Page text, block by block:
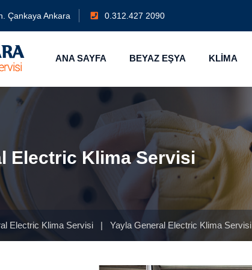
Çankaya Ankara 0.312.427 2090
ANA SAYFA BEYAZ EŞYA KLİMA
Electric Klima Servisi
Electric Klima Servisi | Yayla General Electric Klima Servisi